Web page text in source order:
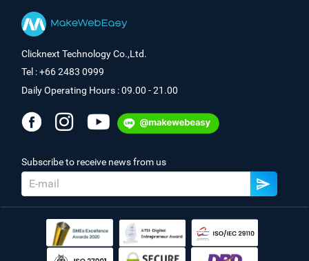
Clicknext Technology Co.,Ltd.
Tel : +66 2483 0999
Daily Operating Hours : 09.00 - 21.00
Subscribe to receive news from us